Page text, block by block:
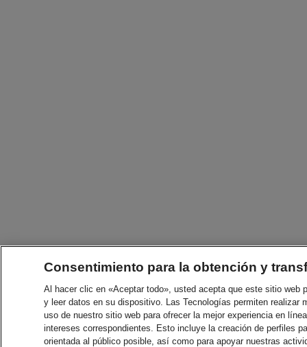
Consentimiento para la obtención y
Al hacer clic en «Aceptar todo», usted acepta que este sitio
y leer datos en su dispositivo. Las Tecnologías permiten
uso de nuestro sitio web para ofrecer la mejor experiencia en
intereses correspondientes. Esto incluye la creación de perfiles
orientada al público posible, así como para apoyar nuestras